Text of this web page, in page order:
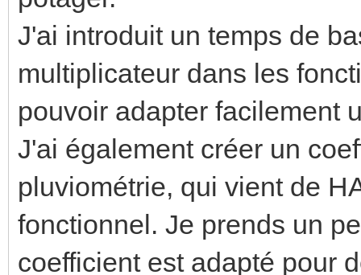
J'ai introduit un temps de
multiplicateur dans les
pouvoir adapter facilement
J'ai également créer un
pluviométrie, qui vient de
fonctionnel. Je prends un
coefficient est adapté pour